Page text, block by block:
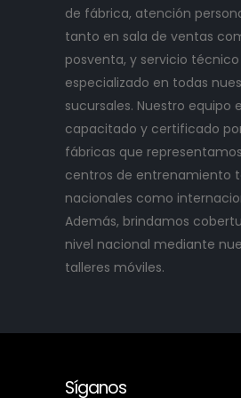
de fábrica, atención
tanto en sala de ventas
posventa, y servicio técnico
especializado en todas
sucursales. Nuestro equipo
capacitado y certificado
fábricas que
centros de entrenamiento
nacionales como
Además, brindamos
nivel nacional mediante
talleres móviles.
Síganos